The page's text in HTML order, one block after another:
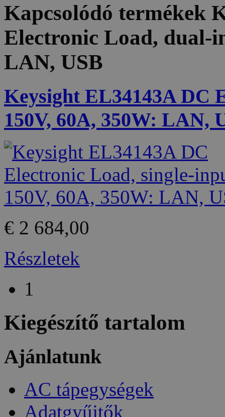
Kapcsolódó termékek
Electronic Load, dual-
LAN, USB
Keysight EL34143A DC
150V, 60A, 350W: LAN,
€ 2 684,00
Részletek
1
Kiegészítő tartalom
Ajánlatunk
AC tápegységek
Adatgyűjtők